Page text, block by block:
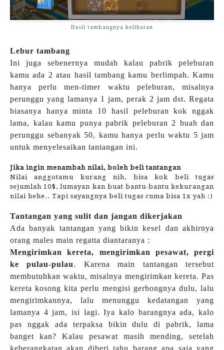
Hasil tambangnya kelihatan
Lebur tambang
Ini juga sebenernya mudah kalau pabrik peleburan
kamu ada 2 atau hasil tambang kamu berlimpah. Kamu
hanya perlu men-timer waktu peleburan, misalnya
perunggu yang lamanya 1 jam, perak 2 jam dst. Regata
biasanya hanya minta 10 hasil peleburan kok nggak
lama, kalau kamu punya pabrik peleburan 2 buah dan
perunggu sebanyak 50, kamu hanya perlu waktu 5 jam
untuk menyelesaikan tantangan ini.
Jika ingin menambah nilai, boleh beli tantangan
Nilai anggotamu kurang nih, bisa kok beli tugas
sejumlah 10$, lumayan kan buat bantu-bantu kekurangan
nilai hehe.. Tapi sayangnya beli tugas cuma bisa 1x yah :)
Tantangan yang sulit dan jangan dikerjakan
Ada banyak tantangan yang bikin kesel dan akhirnya
orang males main regatta diantaranya :
Mengirimkan kereta, mengirimkan pesawat, pergi
ke pulau-pulau. Karena main tantangan tersebut
membutuhkan waktu, misalnya mengirimkan kereta. Pas
kereta kosong kita perlu mengisi gerbongnya dulu, lalu
mengirimkannya, lalu menunggu kedatangan yang
lamanya 4 jam, isi lagi. Iya kalo barangnya ada, kalo
pas nggak ada terpaksa bikin dulu di pabrik, lama
banget kan? Kalau pesawat masih mending, setelah
keberangkatan akan diberi tahu barang apa saja yang